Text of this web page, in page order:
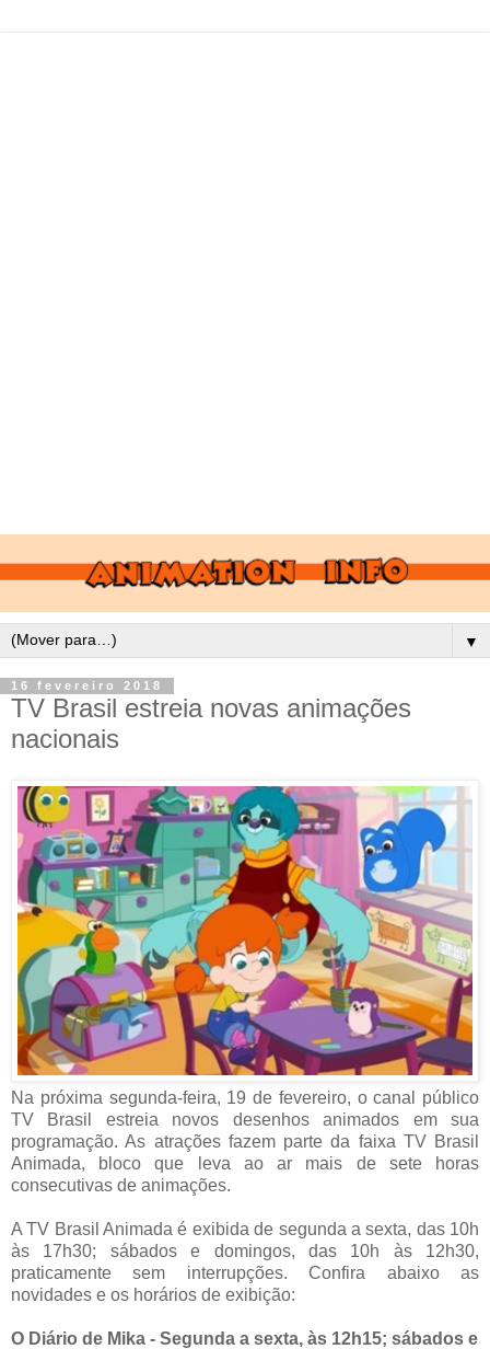
▼
16 fevereiro 2018
TV Brasil estreia novas animações
nacionais
Na próxima segunda-feira, 19 de fevereiro, o canal público
TV Brasil estreia novos desenhos animados em sua
programação. As atrações fazem parte da faixa TV Brasil
Animada, bloco que leva ao ar mais de sete horas
consecutivas de animações.
A TV Brasil Animada é exibida de segunda a sexta, das 10h
às 17h30; sábados e domingos, das 10h às 12h30,
praticamente sem interrupções. Confira abaixo as
novidades e os horários de exibição:
O Diário de Mika - Segunda a sexta, às 12h15; sábados e